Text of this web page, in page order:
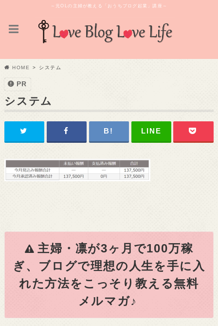
～元OLの主婦が教える「おうちブログ起業」講座～
HOME システム
PR
システム
主婦・凛が3ヶ月で100万稼
ぎ、ブログで理想の人生を手に入
れた方法をこっそり教える無料
メルマガ♪